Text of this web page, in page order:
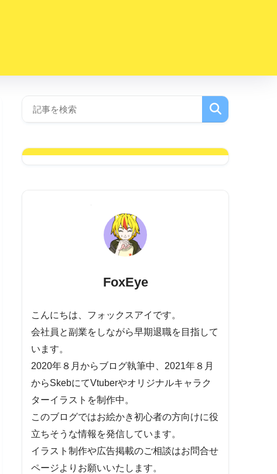
FoxEye
こんにちは、フォックスアイです。
会社員と副業をしながら早期退職を目指して
います。
2020年８月からブログ執筆中、2021年８月
からSkebにてVtuberやオリジナルキャラク
ターイラストを制作中。
このブログではお絵かき初心者の方向けに役
立ちそうな情報を発信しています。
イラスト制作や広告掲載のご相談はお問合せ
ページよりお願いいたします。